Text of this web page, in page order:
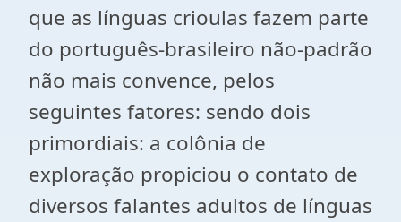
que as línguas crioulas fazem parte
do português-brasileiro não-padrão
não mais convence, pelos
seguintes fatores: sendo dois
primordiais: a colônia de
exploração propiciou o contato de
diversos falantes adultos de línguas